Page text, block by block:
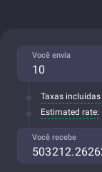
Você envia
Taxas incluídas
Estimated rate:
Você recebe